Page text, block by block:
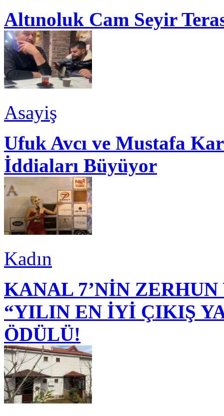
Altınoluk Cam Seyir
Asayiş
Ufuk Avcı ve Mustafa
İddiaları Büyüyor
Kadın
KANAL 7’NİN
“YILIN EN İYİ ÇIKIŞ
ÖDÜLÜ!